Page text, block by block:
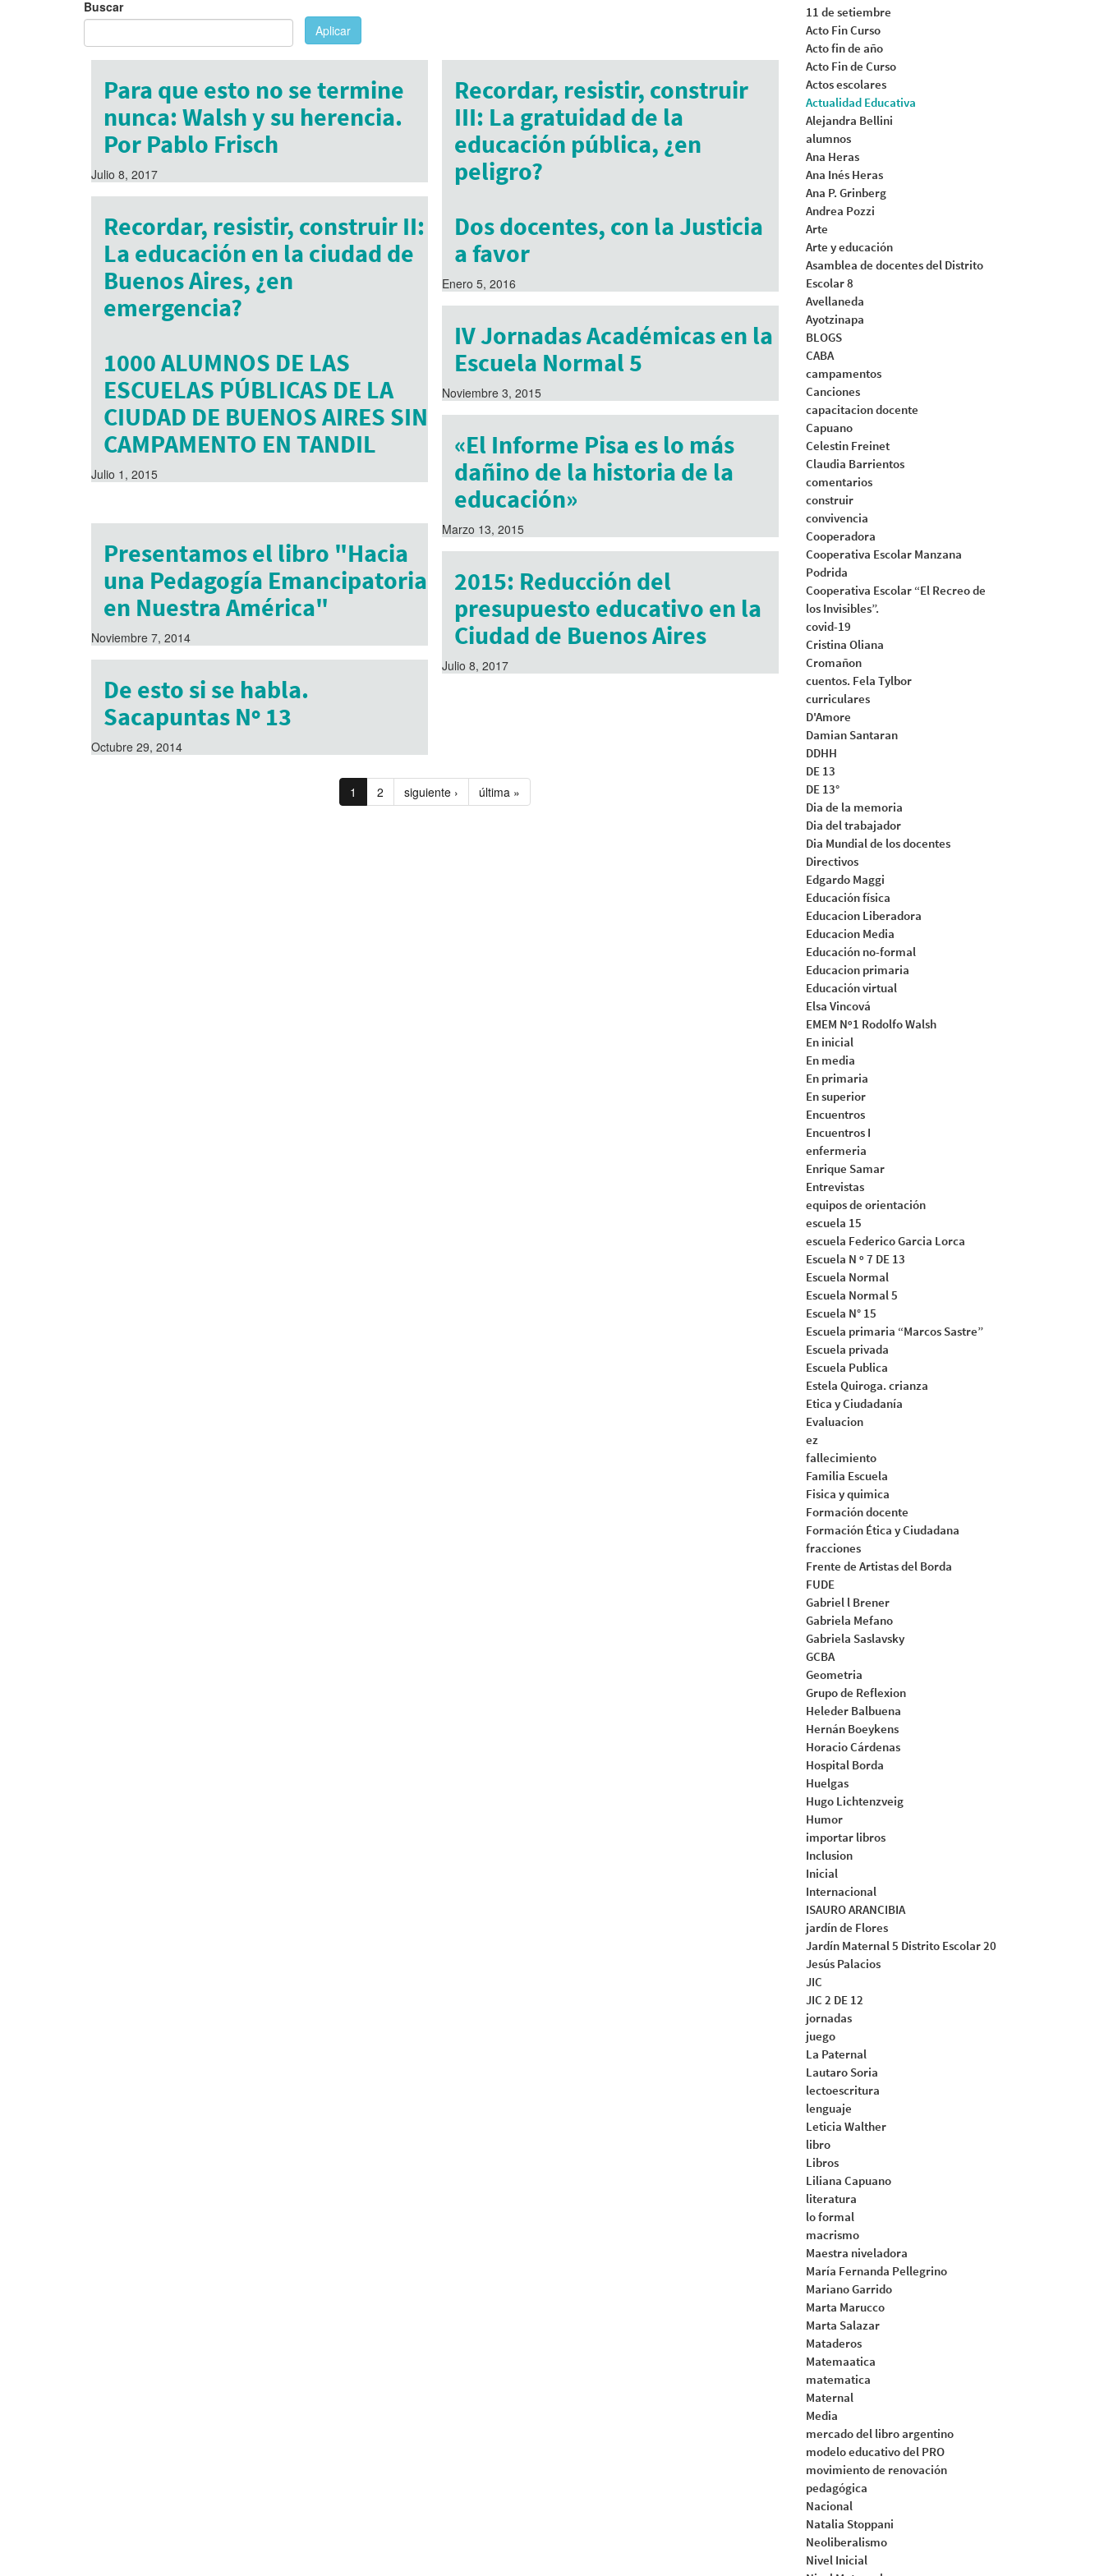
Buscar
Aplicar
Para que esto no se termine
nunca: Walsh y su herencia.
Por Pablo Frisch
Julio 8, 2017
Recordar, resistir, construir
III: La gratuidad de la
educación pública, ¿en
peligro?
Recordar, resistir, construir II:
La educación en la ciudad de
Buenos Aires, ¿en
emergencia?
Dos docentes, con la Justicia
a favor
Enero 5, 2016
IV Jornadas Académicas en la
Escuela Normal 5
Noviembre 3, 2015
1000 ALUMNOS DE LAS
ESCUELAS PÚBLICAS DE LA
CIUDAD DE BUENOS AIRES SIN
CAMPAMENTO EN TANDIL
Julio 1, 2015
«El Informe Pisa es lo más
dañino de la historia de la
educación»
Marzo 13, 2015
Presentamos el libro "Hacia
una Pedagogía Emancipatoria
en Nuestra América"
Noviembre 7, 2014
2015: Reducción del
presupuesto educativo en la
Ciudad de Buenos Aires
Julio 8, 2017
De esto si se habla.
Sacapuntas Nº 13
Octubre 29, 2014
1 2 siguiente › última »
11 de setiembre
Acto Fin Curso
Acto fin de año
Acto Fin de Curso
Actos escolares
Actualidad Educativa
Alejandra Bellini
alumnos
Ana Heras
Ana Inés Heras
Ana P. Grinberg
Andrea Pozzi
Arte
Arte y educación
Asamblea de docentes del Distrito
Escolar 8
Avellaneda
Ayotzinapa
BLOGS
CABA
campamentos
Canciones
capacitacion docente
Capuano
Celestin Freinet
Claudia Barrientos
comentarios
construir
convivencia
Cooperadora
Cooperativa Escolar Manzana
Podrida
Cooperativa Escolar “El Recreo de
los Invisibles”.
covid-19
Cristina Oliana
Cromañon
cuentos. Fela Tylbor
curriculares
D'Amore
Damian Santaran
DDHH
DE 13
DE 13°
Dia de la memoria
Dia del trabajador
Dia Mundial de los docentes
Directivos
Edgardo Maggi
Educación física
Educacion Liberadora
Educacion Media
Educación no-formal
Educacion primaria
Educación virtual
Elsa Vincová
EMEM Nº1 Rodolfo Walsh
En inicial
En media
En primaria
En superior
Encuentros
Encuentros I
enfermeria
Enrique Samar
Entrevistas
equipos de orientación
escuela 15
escuela Federico Garcia Lorca
Escuela N º 7 DE 13
Escuela Normal
Escuela Normal 5
Escuela N° 15
Escuela primaria “Marcos Sastre”
Escuela privada
Escuela Publica
Estela Quiroga. crianza
Etica y Ciudadanía
Evaluacion
ez
fallecimiento
Familia Escuela
Fisica y quimica
Formación docente
Formación Ética y Ciudadana
fracciones
Frente de Artistas del Borda
FUDE
Gabriel l Brener
Gabriela Mefano
Gabriela Saslavsky
GCBA
Geometria
Grupo de Reflexion
Heleder Balbuena
Hernán Boeykens
Horacio Cárdenas
Hospital Borda
Huelgas
Hugo Lichtenzveig
Humor
importar libros
Inclusion
Inicial
Internacional
ISAURO ARANCIBIA
jardín de Flores
Jardín Maternal 5 Distrito Escolar 20
Jesús Palacios
JIC
JIC 2 DE 12
jornadas
juego
La Paternal
Lautaro Soria
lectoescritura
lenguaje
Leticia Walther
libro
Libros
Liliana Capuano
literatura
lo formal
macrismo
Maestra niveladora
María Fernanda Pellegrino
Mariano Garrido
Marta Marucco
Marta Salazar
Mataderos
Matemaatica
matematica
Maternal
Media
mercado del libro argentino
modelo educativo del PRO
movimiento de renovación
pedagógica
Nacional
Natalia Stoppani
Neoliberalismo
Nivel Inicial